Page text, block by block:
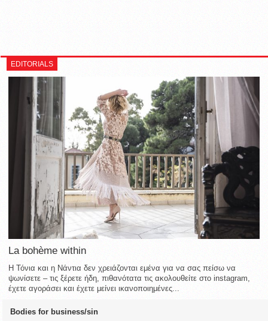
EDITORIALS
La bohème within
Η Τόνια και η Νάντια δεν χρειάζονται εμένα για να σας πείσω να
ψωνίσετε – τις ξέρετε ήδη, πιθανότατα τις ακολουθείτε στο instagram,
έχετε αγοράσει και έχετε μείνει ικανοποιημένες...
Bodies for business/sin